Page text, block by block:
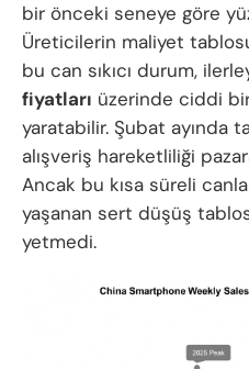
bir önceki seneye göre
Üreticilerin maliyet
bu can sıkıcı durum,
fiyatları üzerinde ciddi
yaratabilir. Şubat ayında
alışveriş hareketliliği
Ancak bu kısa süreli
yaşanan sert düşüş
yetmedi.